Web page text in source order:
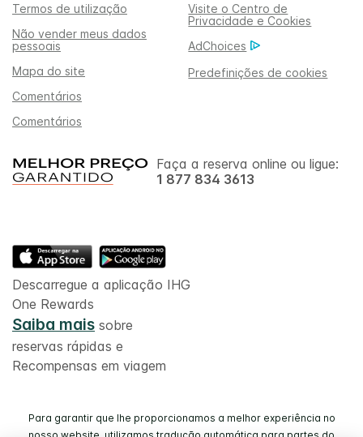
Termos de utilização
Visite o Centro de
Privacidade e Cookies
Não vender meus dados
pessoais
AdChoices
Mapa do site
Predefinições de cookies
Comentários
Comentários
Faça a reserva online ou ligue:
1 877 834 3613
Descarregue a aplicação IHG
One Rewards
Saiba mais sobre
reservas rápidas e
Recompensas em viagem
Para garantir que lhe proporcionamos a melhor experiência no